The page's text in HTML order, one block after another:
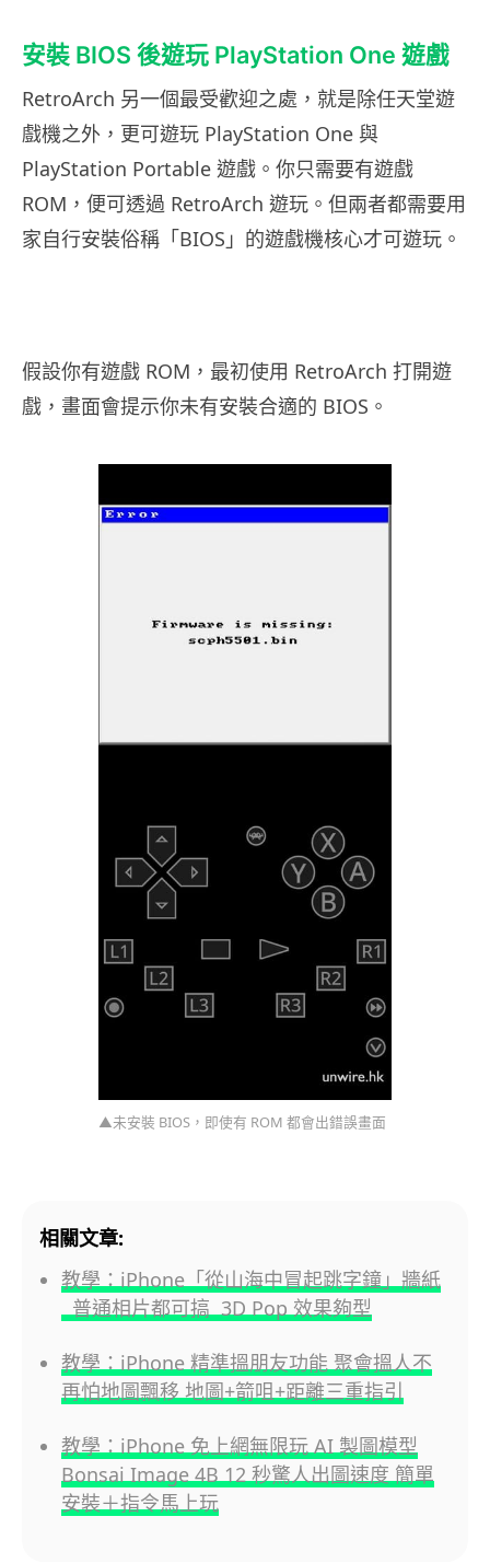
安裝 BIOS 後遊玩 PlayStation One 遊戲
RetroArch 另一個最受歡迎之處，就是除任天堂遊
戲機之外，更可遊玩 PlayStation One 與
PlayStation Portable 遊戲。你只需要有遊戲
ROM，便可透過 RetroArch 遊玩。但兩者都需要用
家自行安裝俗稱「BIOS」的遊戲機核心才可遊玩。
假設你有遊戲 ROM，最初使用 RetroArch 打開遊
戲，畫面會提示你未有安裝合適的 BIOS。
▲未安裝 BIOS，即使有 ROM 都會出錯誤畫面
相關文章:
教學：iPhone「從山海中冒起跳字鐘」牆紙
普通相片都可搞 3D Pop 效果夠型
教學：iPhone 精準搵朋友功能 聚會搵人不
再怕地圖飄移 地圖+箭咀+距離三重指引
教學：iPhone 免上網無限玩 AI 製圖模型
Bonsai Image 4B 12 秒驚人出圖速度 簡單
安裝＋指令馬上玩